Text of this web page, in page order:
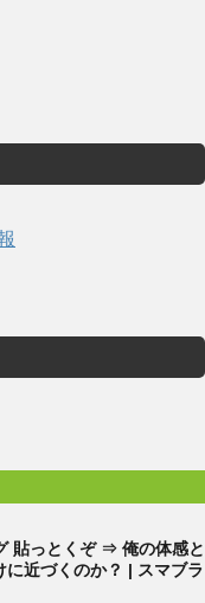
貼っとくぞ ⇒ 俺の体感と
近づくのか？ | スマブラ